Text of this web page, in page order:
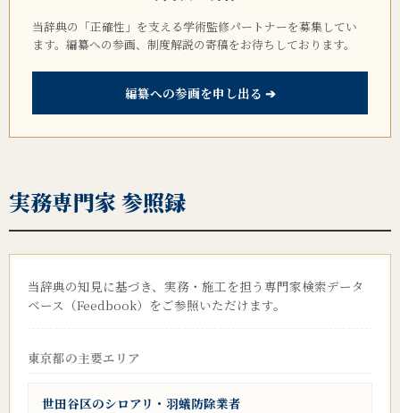
当辞典の「正確性」を支える学術監修パートナーを募集してい
ます。編纂への参画、制度解説の寄稿をお待ちしております。
編纂への参画を申し出る ➔
実務専門家 参照録
当辞典の知見に基づき、実務・施工を担う専門家検索データ
ベース（Feedbook）をご参照いただけます。
東京都の主要エリア
世田谷区のシロアリ・羽蟻防除業者